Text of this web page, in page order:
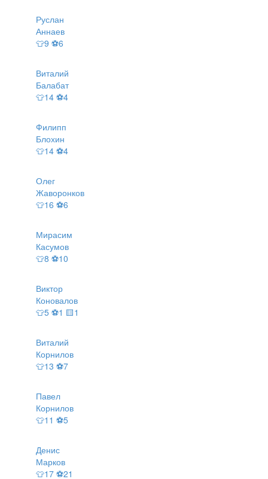
Руслан
Аннаев
👕9 ⚽6
Виталий
Балабат
👕14 ⚽4
Филипп
Блохин
👕14 ⚽4
Олег
Жаворонков
👕16 ⚽6
Мирасим
Касумов
👕8 ⚽10
Виктор
Коновалов
👕5 ⚽1 🟨1
Виталий
Корнилов
👕13 ⚽7
Павел
Корнилов
👕11 ⚽5
Денис
Марков
👕17 ⚽21